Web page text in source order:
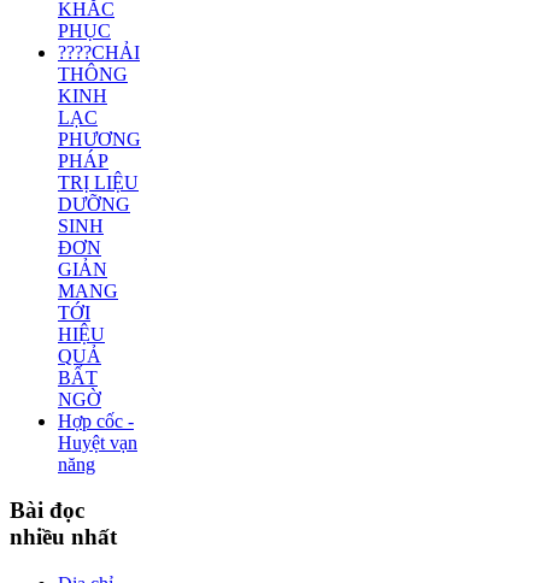
KHẮC
PHỤC
????CHẢI
THÔNG
KINH
LẠC
PHƯƠNG
PHÁP
TRỊ LIỆU
DƯỠNG
SINH
ĐƠN
GIẢN
MANG
TỚI
HIỆU
QUẢ
BẤT
NGỜ
Hợp cốc -
Huyệt vạn
năng
Bài đọc
nhiều nhất